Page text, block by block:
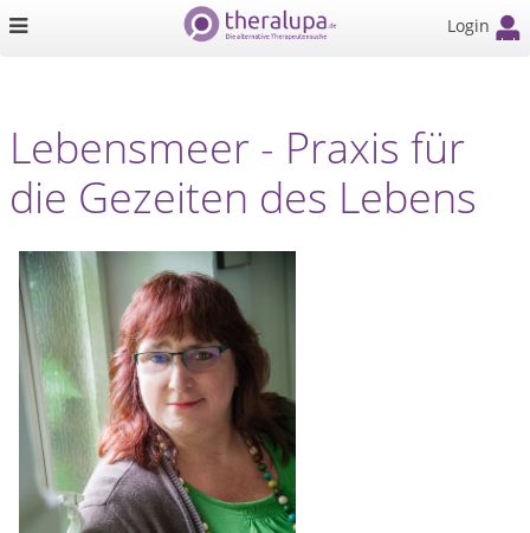
Login
Lebensmeer - Praxis für
die Gezeiten des Lebens